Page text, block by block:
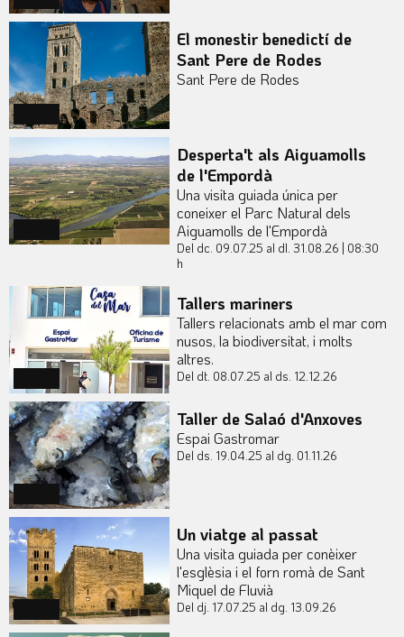
El monestir benedictí de
Sant Pere de Rodes
Sant Pere de Rodes
Desperta't als Aiguamolls
de l'Empordà
Una visita guiada única per
coneixer el Parc Natural dels
Aiguamolls de l'Empordà
Del dc. 09.07.25 al dl. 31.08.26 | 08:30
h
Tallers mariners
Tallers relacionats amb el mar com
nusos, la biodiversitat, i molts
altres.
Del dt. 08.07.25 al ds. 12.12.26
Taller de Salaó d'Anxoves
Espai Gastromar
Del ds. 19.04.25 al dg. 01.11.26
Un viatge al passat
Una visita guiada per conèixer
l'esglèsia i el forn romà de Sant
Miquel de Fluvià
Del dj. 17.07.25 al dg. 13.09.26